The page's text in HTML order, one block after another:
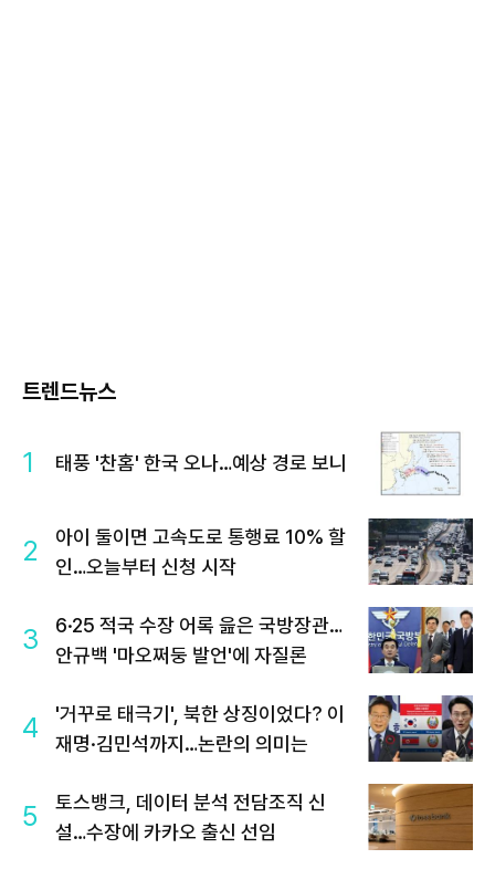
트렌드뉴스
1 태풍 '찬홈' 한국 오나…예상 경로 보니
2
아이 둘이면 고속도로 통행료 10% 할
인…오늘부터 신청 시작
3
6·25 적국 수장 어록 읊은 국방장관…
안규백 '마오쩌둥 발언'에 자질론
4
'거꾸로 태극기', 북한 상징이었다? 이
재명·김민석까지…논란의 의미는
5
토스뱅크, 데이터 분석 전담조직 신
설…수장에 카카오 출신 선임